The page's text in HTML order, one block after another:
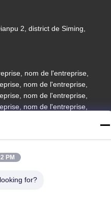
2, district de Siming,
nom de l'entreprise,
nom de l'entreprise,
nom de l'entreprise,
nom de l'entreprise,
PM
for?